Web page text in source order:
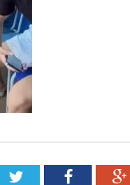
Twitter